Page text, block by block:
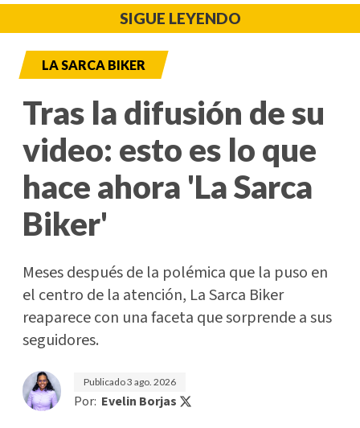
SIGUE LEYENDO
LA SARCA BIKER
Tras la difusión de su
video: esto es lo que
hace ahora 'La Sarca
Biker'
Meses después de la polémica que la puso en
el centro de la atención, La Sarca Biker
reaparece con una faceta que sorprende a sus
seguidores.
Publicado3 ago. 2026
Por: Evelin Borjas